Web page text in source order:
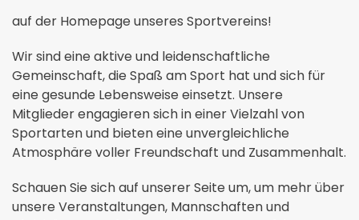
auf der Homepage unseres Sportvereins!
Wir sind eine aktive und leidenschaftliche
Gemeinschaft,die Spaß am Sport hat und sich für
eine gesunde Lebensweise einsetzt. Unsere
Mitglieder engagieren sich in einer Vielzahl von
Sportarten und bieten eine unvergleichliche
Atmosphäre voller Freundschaft und Zusammenhalt.
Schauen Sie sich auf unserer Seite um, um mehr über
unsere Veranstaltungen, Mannschaften und